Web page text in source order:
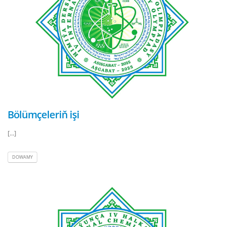
Bölümçeleriň işi
[...]
DOWAMY